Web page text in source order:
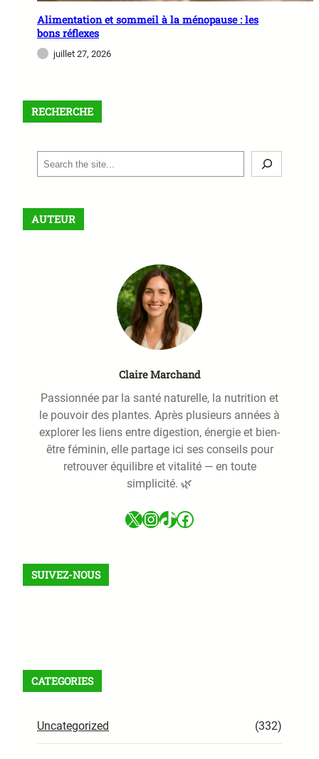
Alimentation et sommeil à la ménopause : les
bons réflexes
juillet 27, 2026
RECHERCHE
e
r
c
AUTEUR
Claire Marchand
Passionnée par la santé naturelle, la nutrition et
le pouvoir des plantes. Après plusieurs années à
explorer les liens entre digestion, énergie et bien-
être féminin, elle partage ici ses conseils pour
retrouver équilibre et vitalité — en toute
simplicité. 🌿
X InstagramTikTok Facebook
SUIVEZ-NOUS
CATEGORIES
Uncategorized (332)